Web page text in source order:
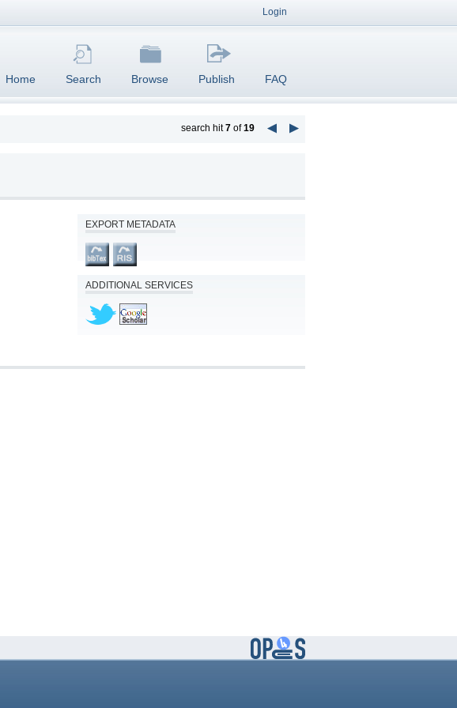
Login
Home Search Browse Publish FAQ
search hit7of19
EXPORT METADATA
ADDITIONAL SERVICES